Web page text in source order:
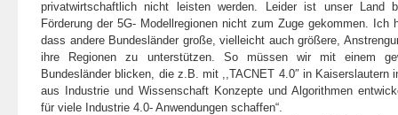
privatwirtschaftlich nicht leisten werden. Leider ist unser Land
Förderung der 5G- Modellregionen nicht zum Zuge gekommen. Ich
dass andere Bundesländer große, vielleicht auch größere,
ihre Regionen zu unterstützen. So müssen wir mit einem
Bundesländer blicken, die z.B. mit ,,TACNET 4.0″ in Kaiserslautern
aus Industrie und Wissenschaft Konzepte und Algorithmen
für viele Industrie 4.0- Anwendungen schaffen“.